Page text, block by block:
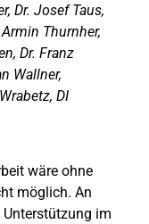
Dr. Josef Taus,
Thurnher,
Dr. Franz
Wallner,
DI
wäre ohne
möglich. An
im